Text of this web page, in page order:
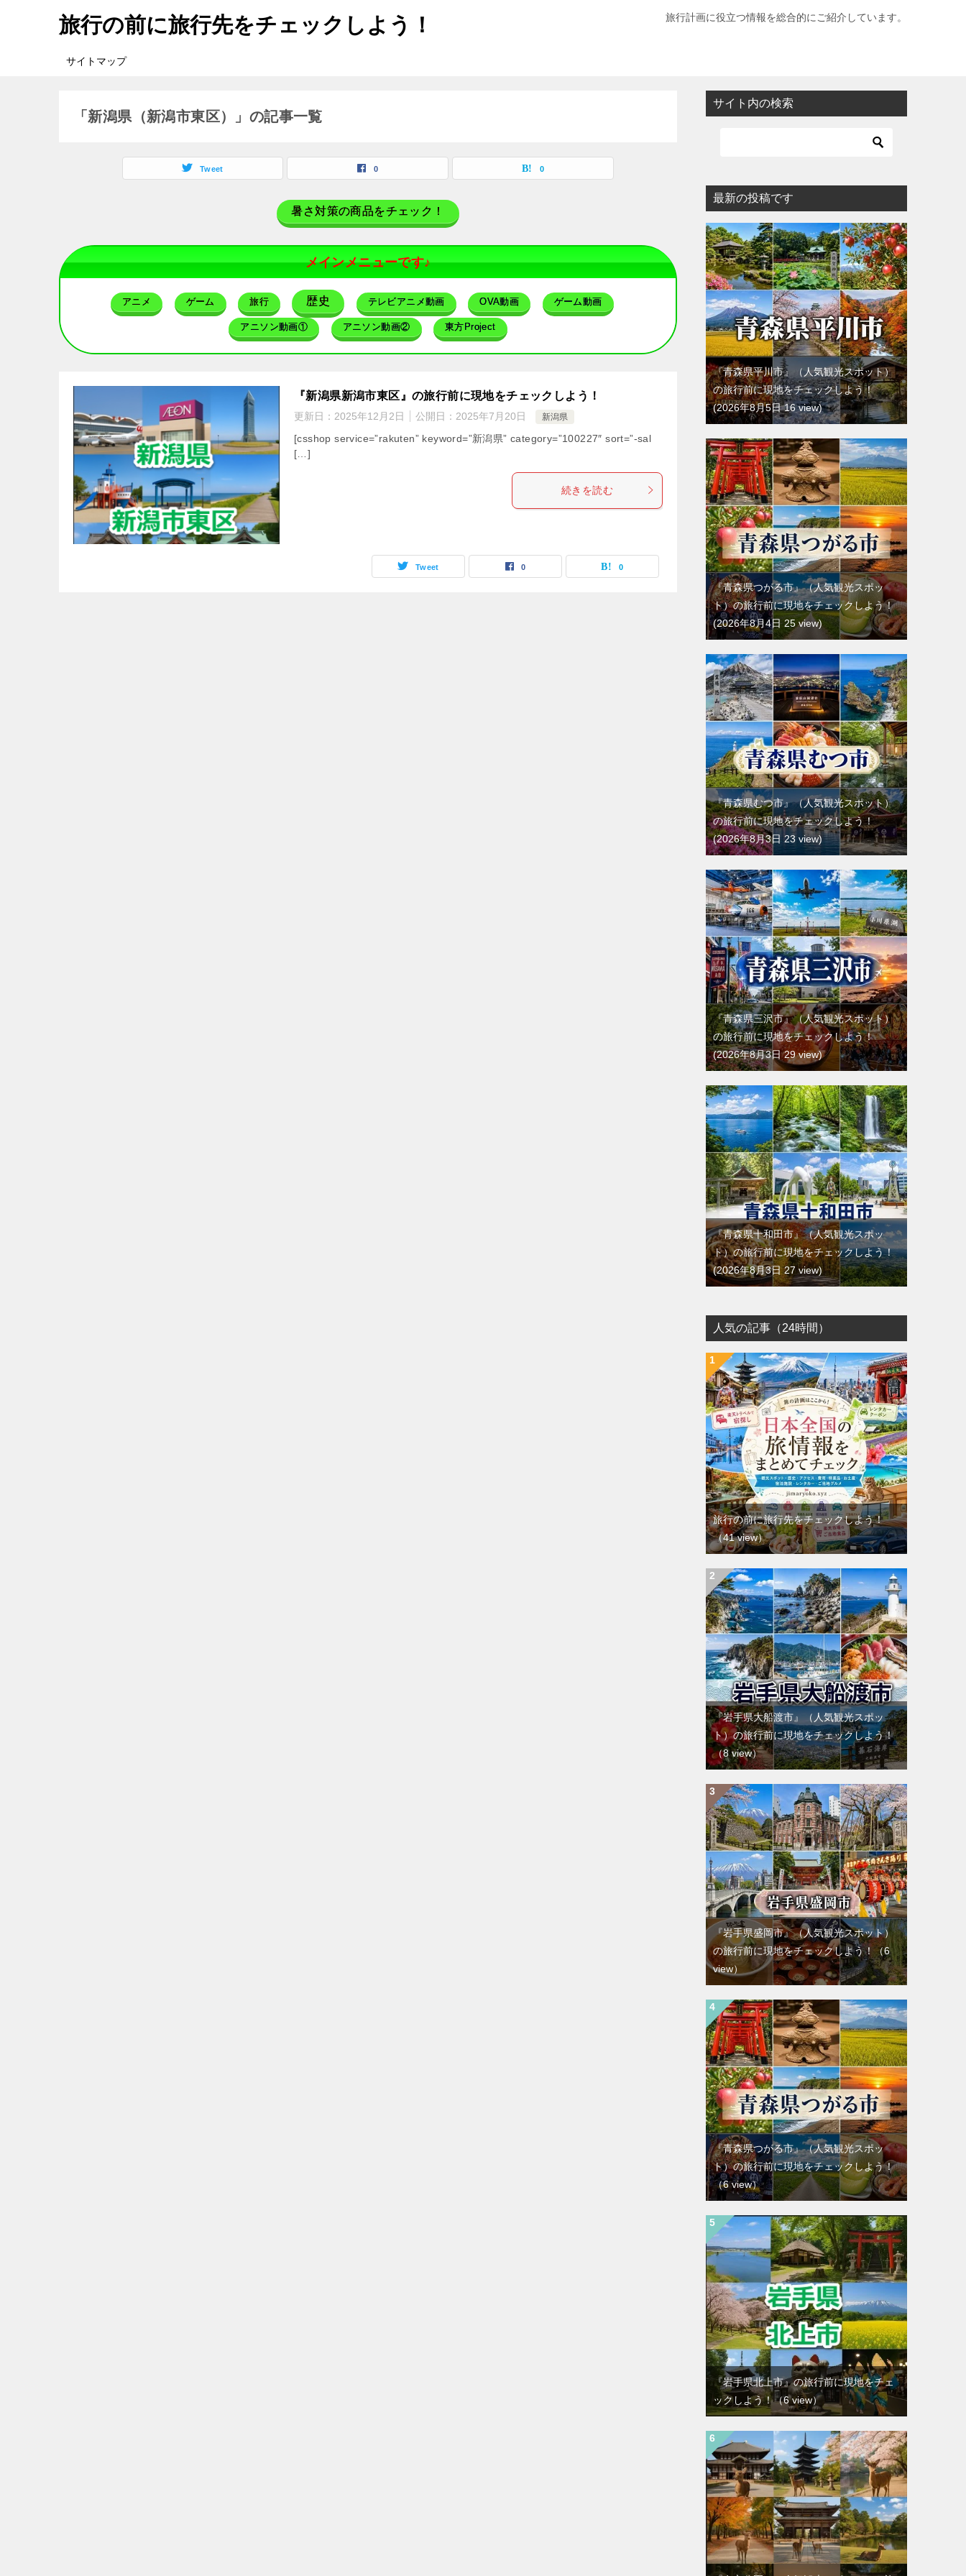
旅行の前に旅行先をチェックしよう！ 旅行計画に役立つ情報を総合的にご紹介しています。
サイトマップ
「新潟県（新潟市東区）」の記事一覧
Tweet 0 0
暑さ対策の商品をチェック！
メインメニューです♪
アニメ ゲーム 旅行 歴史 テレビアニメ動画 OVA動画 ゲーム動画
アニソン動画① アニソン動画② 東方Project
『新潟県新潟市東区』の旅行前に現地をチェックしよう！
更新日： 2025年12月2日 公開日： 2025年7月20日 新潟県
[csshop service=”rakuten” keyword=”新潟県” category=”100227″ sort=”-sal
[…]
続きを読む
Tweet 0 0
サイト内の検索
最新の投稿です
『青森県平川市』（人気観光スポット）
の旅行前に現地をチェックしよう！
2026年8月5日 16 view
『青森県つがる市』（人気観光スポッ
ト）の旅行前に現地をチェックしよう！
2026年8月4日 25 view
『青森県むつ市』（人気観光スポット）
の旅行前に現地をチェックしよう！
2026年8月3日 23 view
『青森県三沢市』（人気観光スポット）
の旅行前に現地をチェックしよう！
2026年8月3日 29 view
『青森県十和田市』（人気観光スポッ
ト）の旅行前に現地をチェックしよう！
2026年8月3日 27 view
人気の記事（24時間）
旅行の前に旅行先をチェックしよう！
（41 view）
『岩手県大船渡市』（人気観光スポッ
ト）の旅行前に現地をチェックしよう！
（8 view）
『岩手県盛岡市』（人気観光スポット）
の旅行前に現地をチェックしよう！（6
view）
『青森県つがる市』（人気観光スポッ
ト）の旅行前に現地をチェックしよう！
（6 view）
『岩手県北上市』の旅行前に現地をチェ
ックしよう！（6 view）